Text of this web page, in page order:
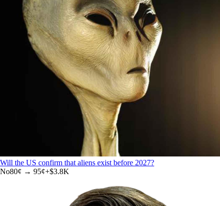
Will the US confirm that aliens exist before 2027?
No80¢ → 95¢+$3.8K